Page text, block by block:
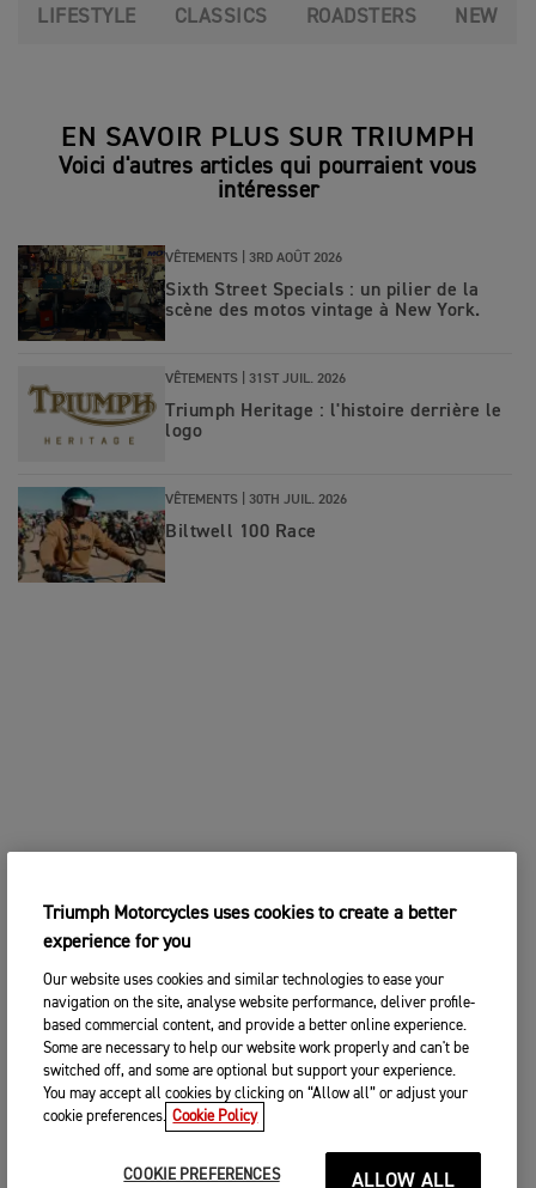
LIFESTYLE CLASSICS ROADSTERS NEW
EN SAVOIR PLUS SUR TRIUMPH
Voici d'autres articles qui pourraient vous
intéresser
VÊTEMENTS | 3RD AOÛT 2026
Sixth Street Specials : un pilier de la
scène des motos vintage à New York.
VÊTEMENTS | 31ST JUIL. 2026
Triumph Heritage : l'histoire derrière le
logo
VÊTEMENTS | 30TH JUIL. 2026
Biltwell 100 Race
Triumph Motorcycles uses cookies to create a better
experience for you
Our website uses cookies and similar technologies to ease your
navigation on the site, analyse website performance, deliver profile-
based commercial content, and provide a better online experience.
Some are necessary to help our website work properly and can't be
switched off, and some are optional but support your experience.
You may accept all cookies by clicking on “Allow all” or adjust your
cookie preferences. Cookie Policy
COOKIE PREFERENCES ALLOW ALL